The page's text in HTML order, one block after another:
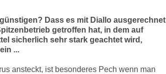
Dass es mit Diallo ausgerechnet
getroffen hat, in dem auf
sicherlich sehr stark geachtet wird,
...
ansteckt, ist besonderes Pech wenn man